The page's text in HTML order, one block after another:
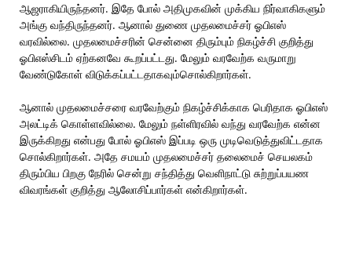
ஆஜராகியிருந்தனர். இதே போல் அதிமுகவின் முக்கிய நிர்வாகிகளும்
அங்கு வந்திருந்தனர். ஆனால் துணை முதலமைச்சர் ஓபிஎஸ்
வரவில்லை. முதலமைச்சரின் சென்னை திரும்பும் நிகழ்ச்சி குறித்து
ஓபிஎஸ்சிடம் ஏற்கனவே கூறப்பட்டது. மேலும் வரவேற்க வருமாறு
வேண்டுகோள் விடுக்கப்பட்டதாகவும்சொல்கிறார்கள்.
ஆனால் முதலமைச்சரை வரவேற்கும் நிகழ்ச்சிக்காக பெரிதாக ஓபிஎஸ்
அலட்டிக் கொள்ளவில்லை. மேலும் நள்ளிரவில் வந்து வரவேற்க என்ன
இருக்கிறது என்பது போல் ஓபிஎஸ் இப்படி ஒரு முடிவெடுத்துவிட்டதாக
சொல்கிறார்கள். அதே சமயம் முதலமைச்சர் தலைமைச் செயலகம்
திரும்பிய பிறகு நேரில் சென்று சந்தித்து வெளிநாட்டு சுற்றுப்பயண
விவரங்கள் குறித்து ஆலோசிப்பார்கள் என்கிறார்கள்.